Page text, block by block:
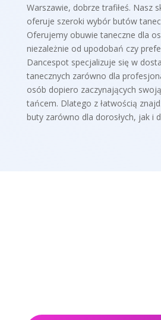
Warszawie, dobrze trafiłeś. Nasz
oferuje szeroki wybór butów
Oferujemy obuwie taneczne dla
niezależnie od upodobań czy
Dancespot specjalizuje się w
tanecznych zarówno dla
osób dopiero zaczynających
tańcem. Dlatego z łatwością
buty zarówno dla dorosłych, jak i